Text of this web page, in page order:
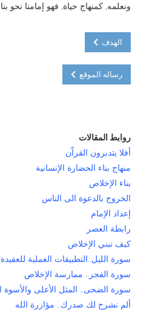
ونعلمه, كمنهاج حياة, فهو إمامنا نحو
الهدف
رساله الموقع
روابط المقالات
أفلا يتدبرون القراّن
منهاج بناء الحضارة الإنسانية
بناء الإخلاص
الخروج بالدعوة الى الناس
إعداد الإمام
رابطة العصر
كيف تبني الإخلاص
سورة الليل..التطبيقات العملية للعقيدة
سورة الفجر.. ممارسة الإخلاص
سورة الضحى.. المثل الأعلى والأسوة
ألم نشرح لك صدرك.. مؤازرة الله